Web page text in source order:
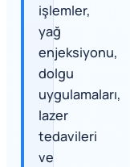
işlemler,
yağ
enjeksiyonu,
dolgu
uygulamaları,
lazer
tedavileri
ve